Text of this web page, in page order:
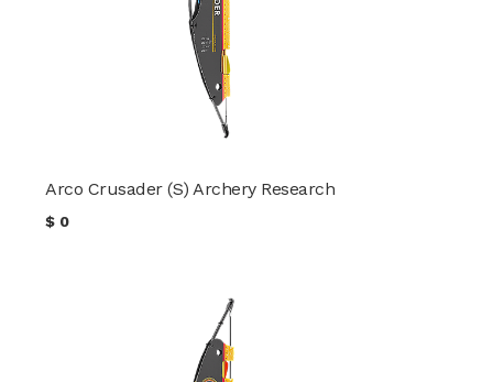
Arco Crusader (S) Archery Research
$ 0